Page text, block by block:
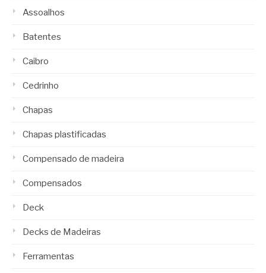
Assoalhos
Batentes
Caibro
Cedrinho
Chapas
Chapas plastificadas
Compensado de madeira
Compensados
Deck
Decks de Madeiras
Ferramentas